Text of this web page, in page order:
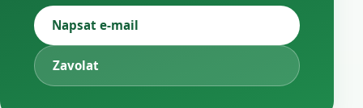
Napsat e-mail
Zavolat